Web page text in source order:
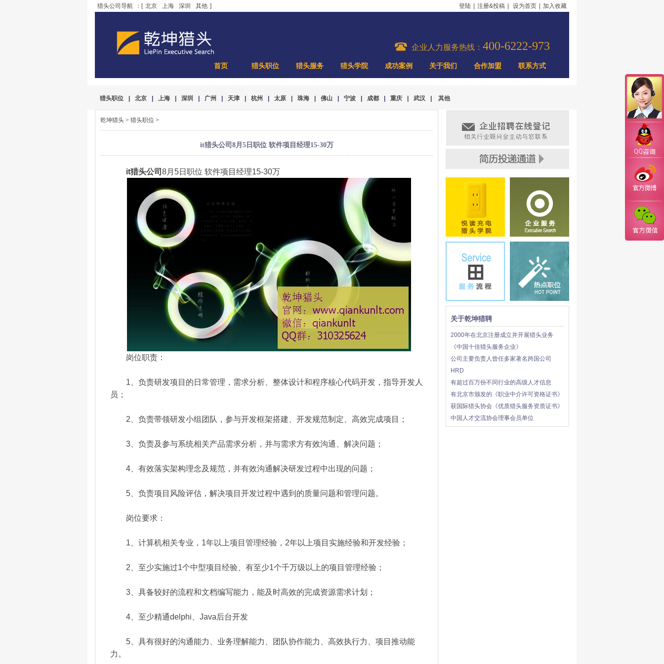
猎头公司导航 ：[ 北京 上海 深圳 其他 ] 登陆 注册&投稿 设为首页 加入收藏
企业人力服务热线： 400-6222-973
首页 猎头职位 猎头服务 猎头学院 成功案例 关于我们 合作加盟 联系方式
猎头职位 北京 上海 深圳 广州 天津 杭州 太原 珠海 佛山 宁波 成都 重庆 武汉 其他
乾坤猎头 > 猎头职位 >
it猎头公司8月5日职位 软件项目经理15-30万
it猎头公司 8月5日职位 软件项目经理15-30万
岗位职责：
1、负责研发项目的日常管理，需求分析、整体设计和程序核心代码开发，指导开发人
员；
2、负责带领研发小组团队，参与开发框架搭建、开发规范制定、高效完成项目；
3、负责及参与系统相关产品需求分析，并与需求方有效沟通、解决问题；
4、有效落实架构理念及规范，并有效沟通解决研发过程中出现的问题；
5、负责项目风险评估，解决项目开发过程中遇到的质量问题和管理问题。
岗位要求：
1、计算机相关专业，1年以上项目管理经验，2年以上项目实施经验和开发经验；
2、至少实施过1个中型项目经验、有至少1个千万级以上的项目管理经验；
3、具备较好的流程和文档编写能力，能及时高效的完成资源需求计划；
4、至少精通delphi、Java后台开发
5、具有很好的沟通能力、业务理解能力、团队协作能力、高效执行力、项目推动能
力。
关于乾坤猎聘
2000年在北京注册成立并开展猎头业务
《中国十佳猎头服务企业》
公司主要负责人曾任多家著名跨国公司
HRD
有超过百万份不同行业的高级人才信息
有北京市颁发的《职业中介许可资格证书》
获国际猎头协会《优质猎头服务资质证书》
中国人才交流协会理事会员单位